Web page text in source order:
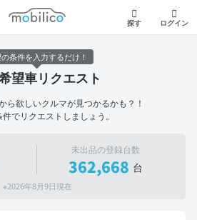
モビリコ
探す ログイン
望車リクエスト
ら欲しいクルマが見つかるかも？！
でリクエストしましょう。
未出品の登録台数
362,668 台
※2026年8月9日現在
条件を入力するだけ！